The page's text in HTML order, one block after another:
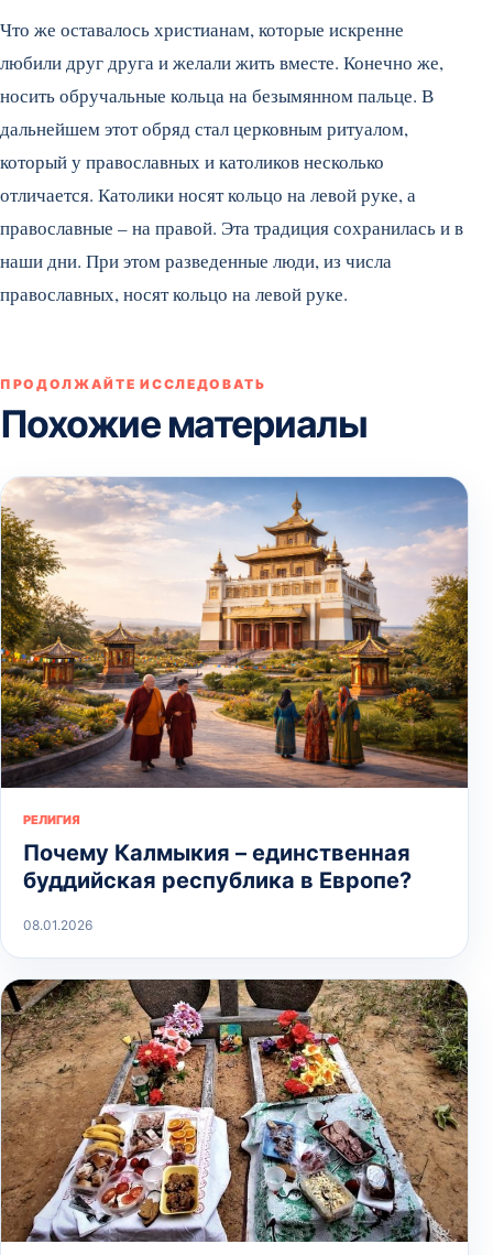
Что же оставалось христианам, которые искренне
любили друг друга и желали жить вместе. Конечно же,
носить обручальные кольца на безымянном пальце. В
дальнейшем этот обряд стал церковным ритуалом,
который у православных и католиков несколько
отличается. Католики носят кольцо на левой руке, а
православные – на правой. Эта традиция сохранилась и в
наши дни. При этом разведенные люди, из числа
православных, носят кольцо на левой руке.
ПРОДОЛЖАЙТЕ ИССЛЕДОВАТЬ
Похожие материалы
РЕЛИГИЯ
Почему Калмыкия – единственная
буддийская республика в Европе?
08.01.2026